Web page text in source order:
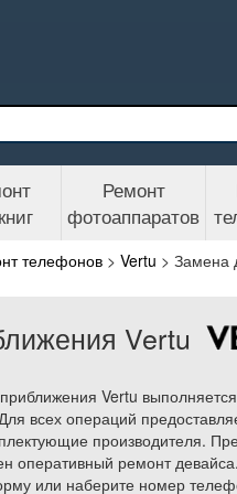
Ремонт
фотоаппаратов
телефонов > Vertu > Замена
Vertu
Vertu
всех операций
производителя.
оперативный ремонт
или наберите номер